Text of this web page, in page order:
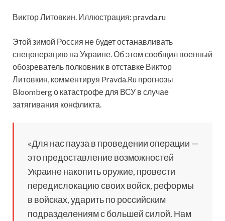
Виктор Литовкин. Иллюстрация: pravda.ru
Этой зимой Россия не будет останавливать
спецоперацию на Украине. Об этом сообщил военный
обозреватель полковник в отставке Виктор
Литовкин, комментируя Pravda.Ru прогнозы
Bloomberg о катастрофе для ВСУ в случае
затягивания конфликта.
«Для нас пауза в проведении операции —
это предоставление возможностей
Украине накопить оружие, провести
передислокацию своих войск, реформы
в войсках, ударить по российским
подразделениям с большей силой. Нам